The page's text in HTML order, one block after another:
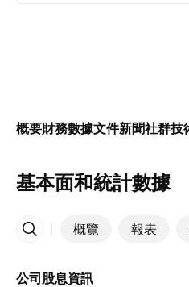
概要財務數據文件新聞社群技
基本面和統計數據
概覽 報表
更多
公司股息資訊